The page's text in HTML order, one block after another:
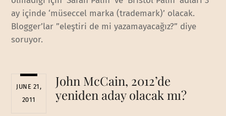
ay içinde ‘müseccel marka (trademark)’ olacak.
Blogger’lar ”eleştiri de mi yazamayacağız?” diye
soruyor.
JUNE 21,
2011
John McCain, 2012’de
yeniden aday olacak mı?